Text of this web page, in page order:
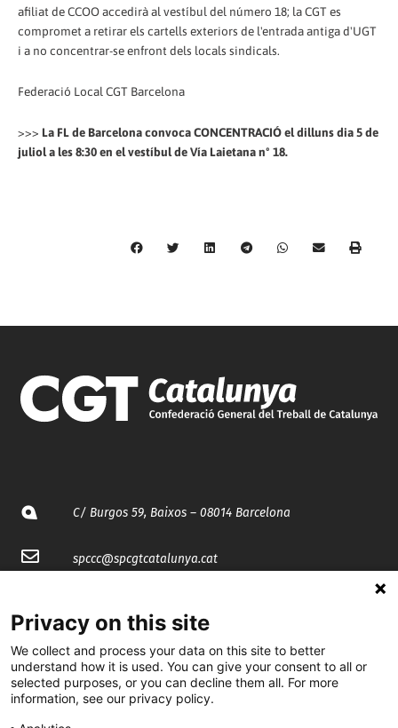
afiliat de CCOO accedirà al vestíbul del número 18; la CGT es
compromet a retirar els cartells exteriors de l'entrada antiga d'UGT
i a no concentrar-se enfront dels locals sindicals.
Federació Local CGT Barcelona
>>> La FL de Barcelona convoca CONCENTRACIÓ el dilluns dia 5 de
juliol a les 8:30 en el vestíbul de Vía Laietana nº 18.
C/ Burgos 59, Baixos – 08014 Barcelona
spccc@spcgtcatalunya.cat
@CGTCatalunya
cgtcatalunya
CGTCatalunya
Privacy on this site
We collect and process your data on this site to better
understand how it is used. You can give your consent to all or
selected purposes, or you can decline them all. For more
information, see our privacy policy.